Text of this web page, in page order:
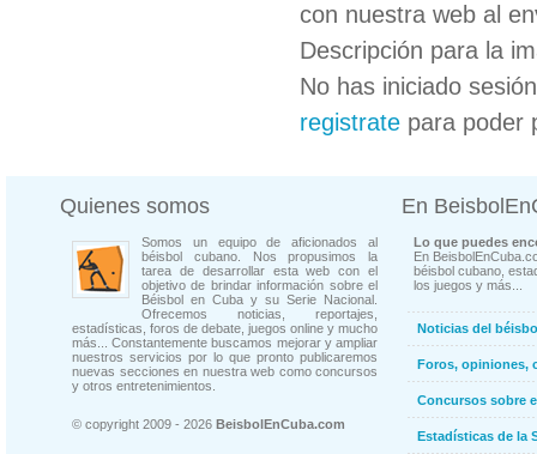
con nuestra web al
Descripción para la
No has iniciado
registrate para poder
Quienes somos
Somos un equipo de aficionados al
béisbol cubano. Nos propusimos la
tarea de desarrollar esta web con el
objetivo de brindar información sobre el
Béisbol en Cuba y su Serie Nacional.
Ofrecemos noticias, reportajes,
estadísticas, foros de debate, juegos online y mucho
más... Constantemente buscamos mejorar y ampliar
nuestros servicios por lo que pronto publicaremos
nuevas secciones en nuestra web como concursos
y otros entretenimientos.
© copyright 2009 - 2026 BeisbolEnCuba.com
En
Lo que puedes
En
béisbol cubano,
los juegos y más...
Noticias del
Foros, opiniones,
Concursos sobre
Estadísticas de la